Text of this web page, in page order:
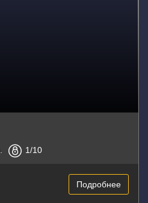
1/10
Подробнее